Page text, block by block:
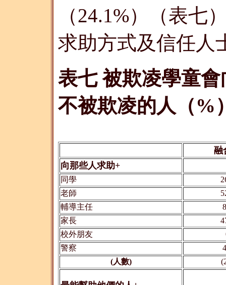
（24.1%）（表七
求助方式及信任人
表七 被欺凌學童
不被欺凌的人（%
融
向那些人求助+
同學
老師
輔導主任
家長
校外朋友
警察
(人數)